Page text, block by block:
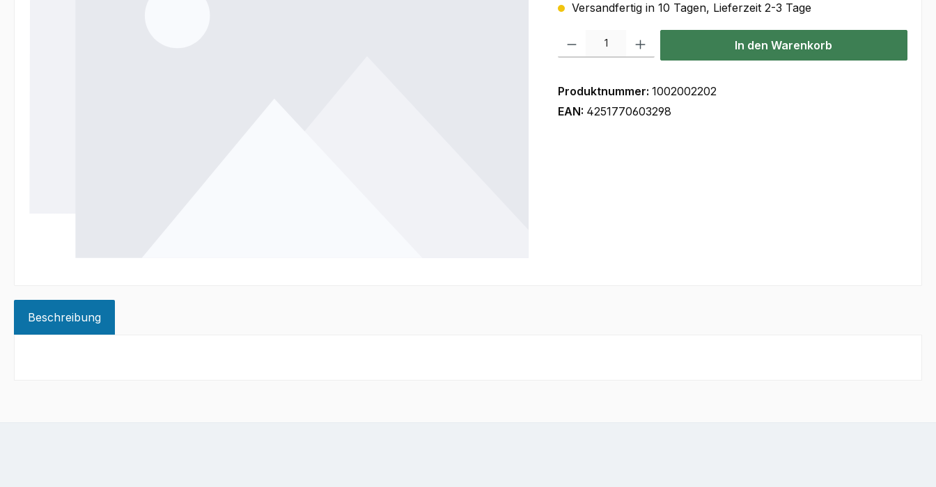
Versandfertig in 10 Tagen, Lieferzeit 2-3 Tage
Produkt Anzahl: Gib den gewünschten Wert ein oder benutze die Schaltflächen
In den Warenkorb
Produktnummer: 1002002202
EAN: 4251770603298
Beschreibung